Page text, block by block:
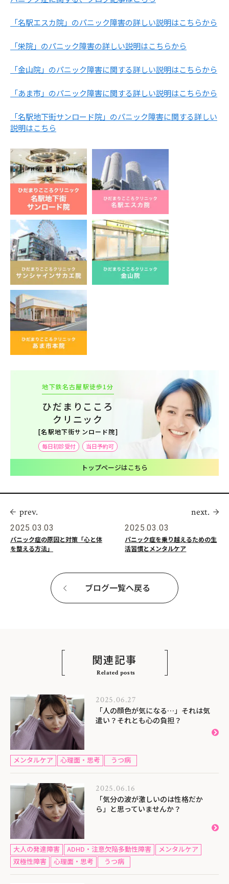
「名駅エスカ院」のパニック障害の詳しい説明はこちらから
「栄院」のパニック障害の詳しい説明はこちらから
「金山院」のパニック障害に関する詳しい説明はこちらから
「あま市」のパニック障害に関する詳しい説明はこちらから
「名駅地下街サンロード院」のパニック障害に関する詳しい
説明はこちら
地下鉄名古屋駅徒歩1分
ひだまりこころ
クリニック
[名駅地下街サンロード院]
毎日初診受付 当日予約可
トップページはこちら
prev.
2025.03.03
パニック症の原因と対策「心と体
を整える方法」
next.
2025.03.03
パニック症を乗り越えるための生
活習慣とメンタルケア
ブログ一覧へ戻る
関連記事
Related posts
2025.06.27
「人の顔色が気になる…」それは気
遣い？それとも心の負担？
メンタルケア 心理面・思考 うつ病
2025.06.16
「気分の波が激しいのは性格だか
ら」と思っていませんか？
大人の発達障害 ADHD・注意欠陥多動性障害
メンタルケア
双極性障害
心理面・思考 うつ病